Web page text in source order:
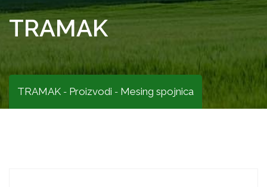
TRAMAK
TRAMAK - Proizvodi - Mesing spojnica